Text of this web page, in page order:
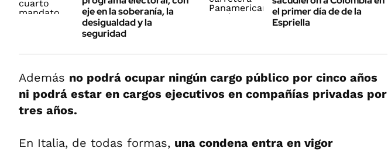
eje en la soberanía, la
desigualdad y la
seguridad
el primer día de de la
Espriella
Además no podrá ocupar ningún cargo público por cinco años
ni podrá estar en cargos ejecutivos en compañías privadas por
tres años.
En Italia, de todas formas, una condena entra en vigor